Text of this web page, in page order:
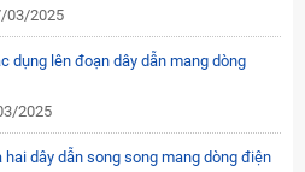
03/2025
dụng lên đoạn dây dẫn mang dòng
2025
dây dẫn song song mang dòng điện